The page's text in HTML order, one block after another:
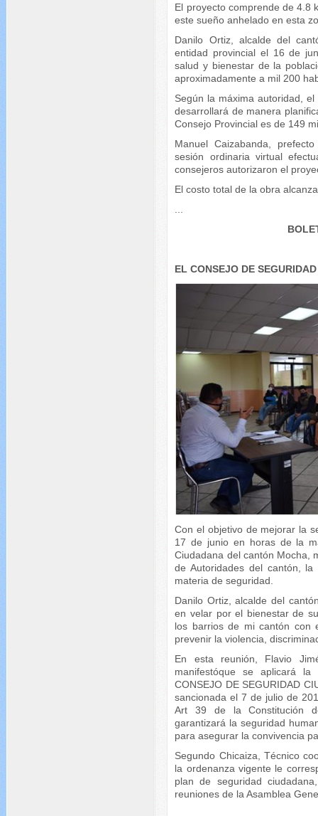
El proyecto comprende de 4.8
este sueño anhelado en esta
Danilo Ortiz, alcalde del
entidad provincial el 16 de
salud y bienestar de la
aproximadamente a mil 200
Según la máxima autoridad,
desarrollará de manera
Consejo Provincial es de 149
Manuel Caizabanda,
sesión ordinaria virtual
consejeros autorizaron el
El costo total de la obra
EL CONSEJO DE
Con el objetivo de mejorar la
17 de junio en horas de la
Ciudadana del cantón Mocha,
de Autoridades del cantón,
materia de seguridad.
Danilo Ortiz, alcalde del
en velar por el bienestar de
los barrios de mi cantón con
prevenir la violencia,
En esta reunión, Flavio
manifestóque se aplicará la
CONSEJO DE SEGURIDAD
sancionada el 7 de julio de
Art 39 de la Constitución
garantizará la seguridad
para asegurar la convivencia
Segundo Chicaiza, Técnico
la ordenanza vigente le
plan de seguridad
reuniones de la Asamblea